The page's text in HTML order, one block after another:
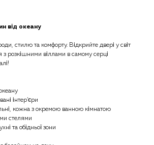
від океану
стилю та комфорту. Відкрийте двері у світ
з розкішними віллами в самому серці
інтер’єри
кожна з окремою ванною кімнатою
стелями
та обідньої зони